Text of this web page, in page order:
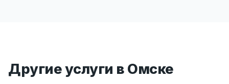
Другие услуги в Омске